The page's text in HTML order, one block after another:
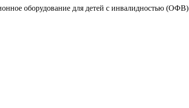
оборудование для детей с инвалидностью (ОФВ)